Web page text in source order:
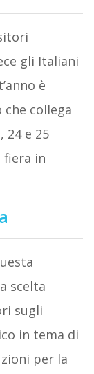
gli Italiani
è
collega
24 e 25
fiera in
scelta
sugli
in tema di
per la